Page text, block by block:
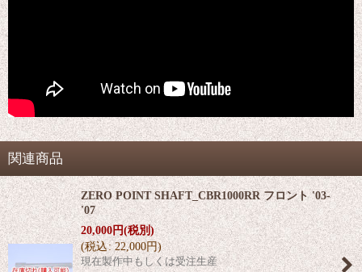
関連商品
ZERO POINT SHAFT_CBR1000RR フロント '03-
'07
20,000円(税別)
(税込: 22,000円)
現在製作中もしくは受注生産